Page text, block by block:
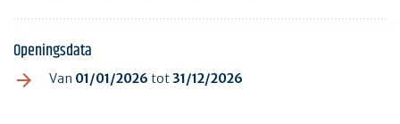
Openingsdata
Van 01/01/2026 tot31/12/2026